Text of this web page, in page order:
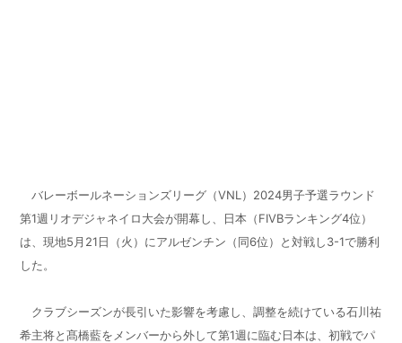
バレーボールネーションズリーグ（VNL）2024男子予選ラウンド
第1週リオデジャネイロ大会が開幕し、日本（FIVBランキング4位）
は、現地5月21日（火）にアルゼンチン（同6位）と対戦し3-1で勝利
した。
クラブシーズンが長引いた影響を考慮し、調整を続けている石川祐
希主将と髙橋藍をメンバーから外して第1週に臨む日本は、初戦でパ